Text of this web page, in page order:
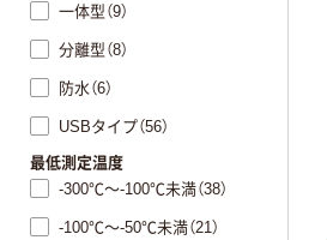
一体型（9）
分離型（8）
防水（6）
USBタイプ（56）
最低測定温度
-300℃～-100℃未満（38）
-100℃～-50℃未満（21）